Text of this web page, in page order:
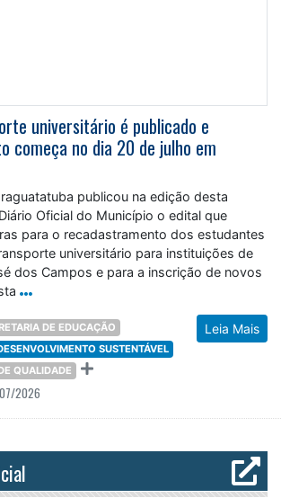
universitário é publicado e
começa no dia 20 de julho em
publicou na edição desta
Oficial do Município o edital que
para o recadastramento dos estudantes
universitário para instituições de
dos Campos e para a inscrição de novos
Leia Mais
DE EDUCAÇÃO
SUSTENTÁVEL
QUALIDADE
07/2026